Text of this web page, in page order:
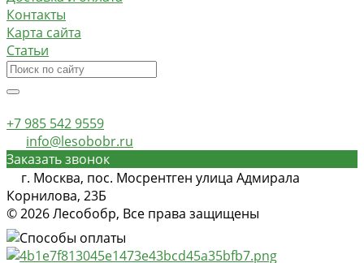
Контакты
Карта сайта
Статьи
+7 985 542 9559
info@lesobobr.ru
Заказать звонок
г. Москва, пос. Мосрентген улица Адмирала
Корнилова, 23Б
© 2026 Лесобобр, Все права защищены